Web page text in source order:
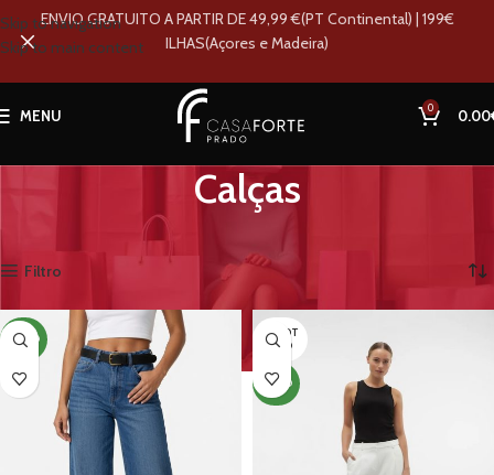
Skip to navigation
Skip to main content
MENU 0 0.00
Calças
Roupa
Filtro
NOVO
ESGOT
ADO
NOVO
ENVIO GRATUITO A PARTIR DE 49,99 €(PT Continental) | 199€
ILHAS(Açores e Madeira)